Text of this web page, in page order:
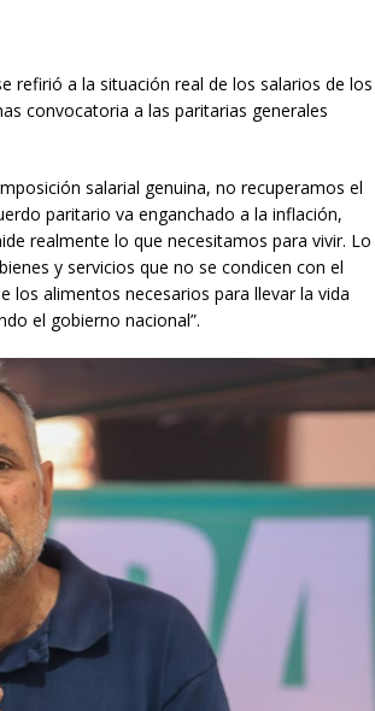
refirió a la situación real de los salarios de los
convocatoria a las paritarias generales
salarial genuina, no recuperamos el
paritario va enganchado a la inflación,
realmente lo que necesitamos para vivir. Lo
y servicios que no se condicen con el
los alimentos necesarios para llevar la vida
el gobierno nacional”.